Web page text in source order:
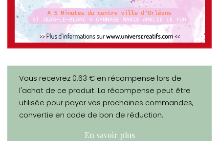
Vous recevrez 0,63 € en récompense lors de
l'achat de ce produit. La récompense peut être
utilisée pour payer vos prochaines commandes,
convertie en code de bon de réduction.
En savoir plus